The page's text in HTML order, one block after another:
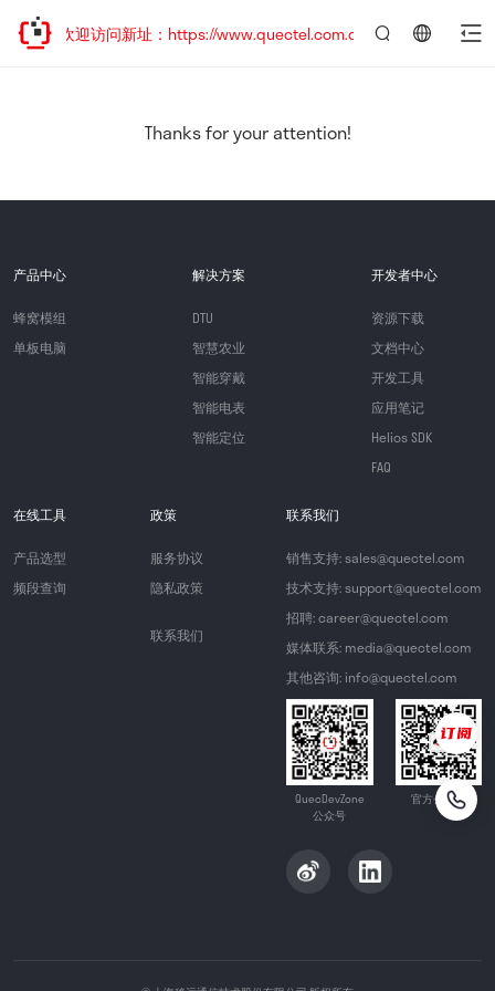
迁移，欢迎访问新址：https://www.quectel.com.cn
Thanks for your attention!
产品中心
蜂窝模组
单板电脑
解决方案
DTU
智慧农业
智能穿戴
智能电表
智能定位
开发者中心
资源下载
文档中心
开发工具
应用笔记
Helios SDK
FAQ
在线工具
产品选型
频段查询
政策
服务协议
隐私政策
联系我们
联系我们
销售支持: sales@quectel.com
技术支持: support@quectel.com
招聘: career@quectel.com
媒体联系: media@quectel.com
其他咨询: info@quectel.com
QuecDevZone
公众号
官方公众号